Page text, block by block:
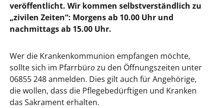
veröffentlicht. Wir kommen selbstverständlich zu
„zivilen Zeiten“: Morgens ab 10.00 Uhr und
nachmittags ab 15.00 Uhr.
Wer die Krankenkommunion empfangen möchte,
sollte sich im Pfarrbürozu den Öffnungszeiten unter
06855 248 anmelden. Dies gilt auch für Angehörige,
die wollen, dass die Pflegebedürftigen und Kranken
das Sakrament erhalten.